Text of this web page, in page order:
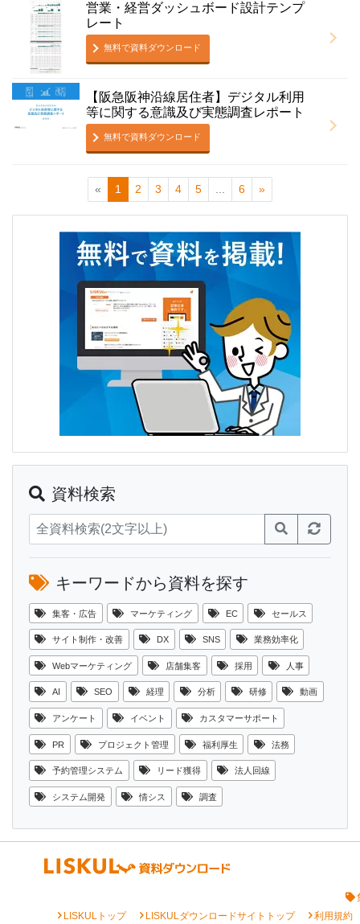
営業・経営ダッシュボード設計テンプ
レート
無料で資料ダウンロード
【阪急阪神沿線居住者】デジタル利用
等に関する意識及び実態調査レポート
無料で資料ダウンロード
« 1 2 3 4 5 6 »
資料検索
キーワードから資料を探す
集客・広告 マーケティング EC セールス
サイト制作・改善 DX SNS 業務効率化
Webマーケティング 店舗集客 採用 人事
AI SEO 経理 分析 研修 動画
アンケート イベント カスタマーサポート
PR プロジェクト管理 福利厚生 法務
予約管理システム リード獲得 法人回線
システム開発 情シス 調査
chevron_rightLISKULトップ chevron_rightLISKULダウンロードサイトトップ chevron_right利用規約